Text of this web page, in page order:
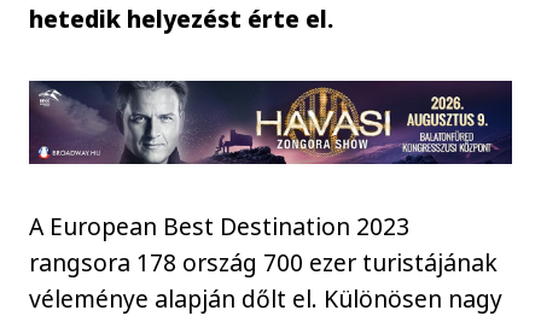
hetedik helyezést érte el.
A European Best Destination 2023
rangsora 178 ország 700 ezer turistájának
véleménye alapján dőlt el. Különösen nagy